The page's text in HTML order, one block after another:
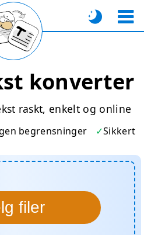
konverter
raskt, enkelt og online
begrensninger Sikkert
filer